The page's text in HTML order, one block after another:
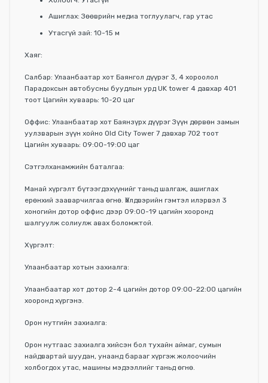
Ашиглах: Зөөврийн медиа тоглуулагч, гар утас
Утасгүй зай: 10-15 м
Хаяг:
Салбар: Улаанбаатар хот Баянгол дүүрэг 3, 4 хороолол
Парадоксын автобусны буудлын урд UK tower 4 давхар 401
тоот Цагийн хуваарь: 10-20 цаг
Оффис: Улаанбаатар хот Баянзүрх дүүрэг Зүүн дөрвөн замын
уулзварын зүүн хойно Old City Tower 7 давхар 702 тоот
Цагийн хуваарь: 09:00-19:00 цаг
Сэтгэлханамжийн баталгаа:
Манай хүргэлт бүтээгдэхүүнийг таньд шалгаж, ашиглах
ерөнхий зааварчилгаа өгнө. Үйлдвэрийн гэмтэл илэрвэл 3
хоногийн дотор оффис дээр 09:00-19 цагийн хооронд
шалгуулж солиулж авах боломжтой.
Хүргэлт:
Улаанбаатар хотын захиалга:
Улаанбаатар хот дотор 2-4 цагийн дотор 09:00-22:00 цагийн
хооронд хүргэнэ.
Орон нутгийн захиалга:
Орон нутгаас захиалга хийсэн бол тухайн аймаг, сумын
найдвартай шуудан, унаанд барааг хүргэж жолоочийн
холбогдох утас, машины мэдээллийг таньд өгнө.